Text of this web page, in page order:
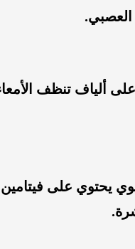
العصبي.
على ألياف تنظف
يحتوي على